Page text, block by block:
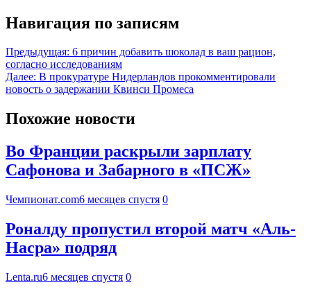
Навигация по записям
Предыдущая: 6 причин добавить шоколад в ваш рацион,
согласно исследованиям
Далее: В прокуратуре Нидерландов прокомментировали
новость о задержании Квинси Промеса
Похожие новости
Во Франции раскрыли зарплату
Сафонова и Забарного в «ПСЖ»
Чемпионат.com6 месяцев спустя 0
Роналду пропустил второй матч «Аль-
Насра» подряд
Lenta.ru6 месяцев спустя 0